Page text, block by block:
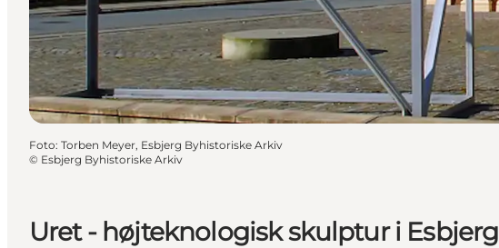
Uret - højteknologisk skulptur i Esbjerg
Foto: Torben Meyer, Esbjerg Byhistoriske Arkiv
© Esbjerg Byhistoriske Arkiv